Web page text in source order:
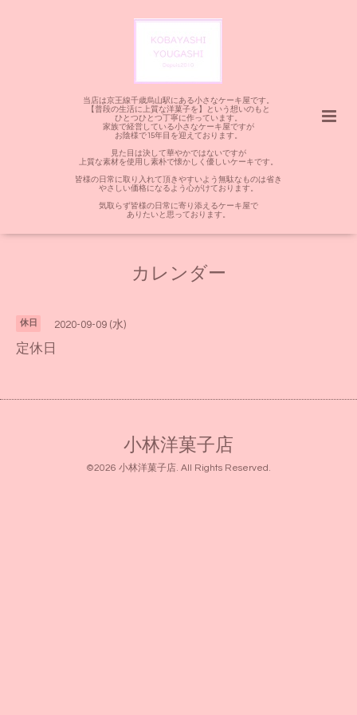
当店は京王線千歳烏山駅にある小さなケーキ屋です。
【普段の生活に上質な洋菓子を】という想いのもと
ひとつひとつ丁寧に作っています。
家族で経営している小さなケーキ屋ですが
お陰様で15年目を迎えております。
見た目は決して華やかではないですが
上質な素材を使用し素朴で懐かしく優しいケーキです。
皆様の日常に取り入れて頂きやすいよう無駄なものは省き
やさしい価格になるよう心がけております。
気取らず皆様の日常に寄り添えるケーキ屋で
ありたいと思っております。
カレンダー
休日 2020-09-09 (水)
定休日
小林洋菓子店
©2026 小林洋菓子店. All Rights Reserved.